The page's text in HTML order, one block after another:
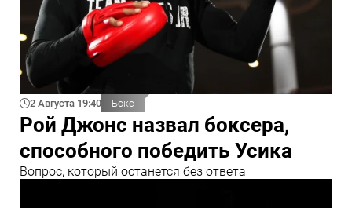
2 Августа 19:40 Бокс
Рой Джонс назвал боксера,
способного победить Усика
Вопрос, который останется без ответа